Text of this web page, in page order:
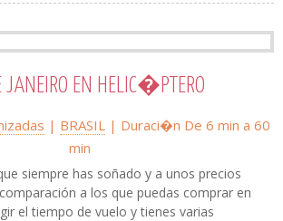
JANEIRO EN HELIC�PTERO
| BRASIL | Duraci�n De 6 min a 60
min
siempre has soñado y a unos precios
a los que puedas comprar en
el tiempo de vuelo y tienes varias